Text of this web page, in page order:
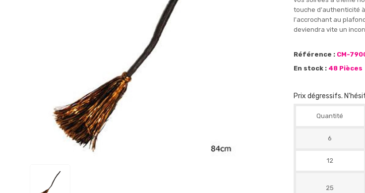
touche d'authenticité
l'accrochant au
deviendra vite un
Référence : CM-
En stock : 48 Pièces
Prix dégressifs.
Quantité
6
12
25